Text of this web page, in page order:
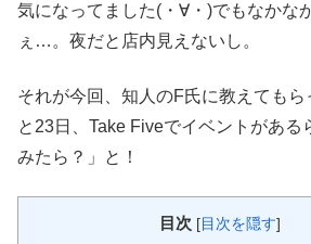
気になってました(・∀・)でもなかな
ぇ…。夜だと店内見えないし。
それが今回、知人のF氏に教えてもら
と23日、Take Fiveでイベントがある
みたら？」と！
目次 [ 目次を隠す]